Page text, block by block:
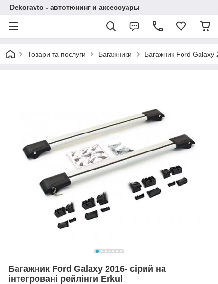
Dekoravto - автотюнинг и аксессуары
Товари та послуги Багажники Багажник Ford Galaxy
Багажник Ford Galaxy 2016- cірий на
інтегровані рейлінги Erkul